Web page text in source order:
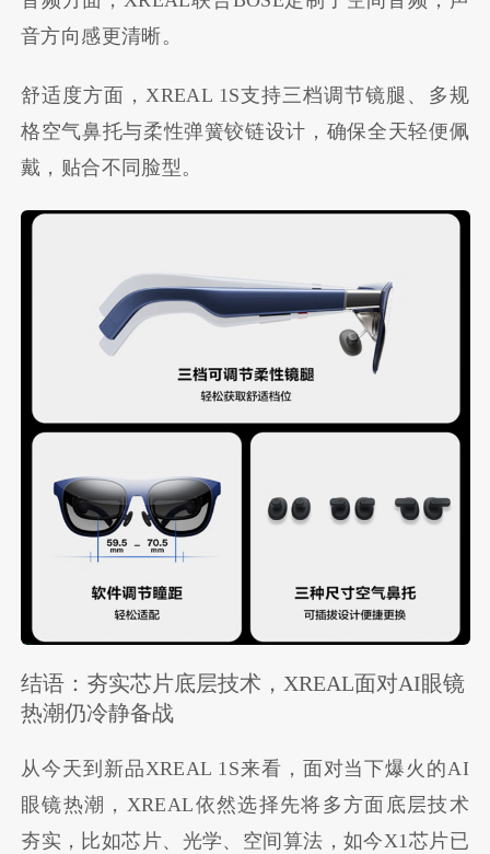
音方向感更清晰。
舒适度方面，XREAL 1S支持三档调节镜腿、多规
格空气鼻托与柔性弹簧铰链设计，确保全天轻便佩
戴，贴合不同脸型。
结语：夯实芯片底层技术，XREAL面对AI眼镜
热潮仍冷静备战
从今天到新品XREAL 1S来看，面对当下爆火的AI
眼镜热潮，XREAL依然选择先将多方面底层技术
夯实，比如芯片、光学、空间算法，如今X1芯片已